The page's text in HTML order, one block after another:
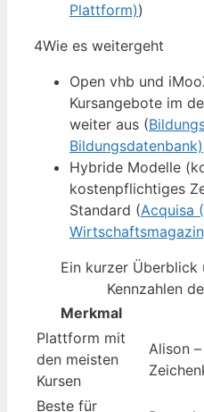
Plattform))
4Wie es weitergeht
Open vhb und
Kursangebote im
weiter aus (
Bildungsdatenbank)
Hybride Modelle
kostenpflichtiges
Standard (Acquisa
Ein kurzer
Kennzahlen
Merkmal
Plattform mit
den meisten
Kursen
Alison
Beste für